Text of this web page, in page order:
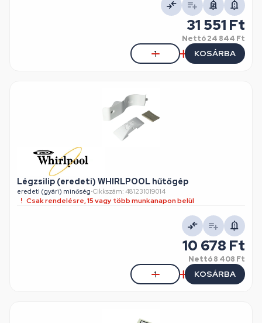
31 551 Ft
Nettó24 844 Ft
KOSÁRBA
Légzsilip (eredeti) WHIRLPOOL hűtőgép
eredeti (gyári) minőség•Cikkszám: 481231019014
Csak rendelésre, 15 vagy több munkanapon belül
10 678 Ft
Nettó8 408 Ft
KOSÁRBA